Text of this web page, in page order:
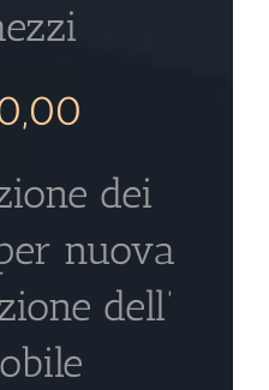
dei
nuova
dell’